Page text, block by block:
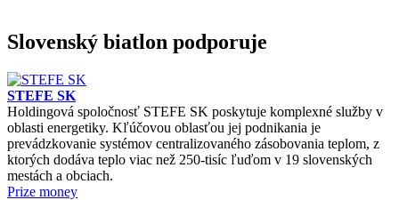
Slovenský biatlon podporuje
STEFE SK
Holdingová spoločnosť STEFE SK poskytuje komplexné služby v
oblasti energetiky. Kľúčovou oblasťou jej podnikania je
prevádzkovanie systémov centralizovaného zásobovania teplom, z
ktorých dodáva teplo viac než 250-tisíc ľuďom v 19 slovenských
mestách a obciach.
Prize money